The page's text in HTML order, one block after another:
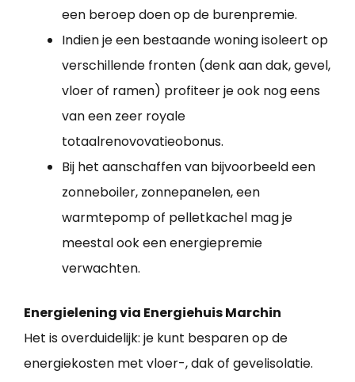
een beroep doen op de burenpremie.
Indien je een bestaande woning isoleert op
verschillende fronten (denk aan dak, gevel,
vloer of ramen) profiteer je ook nog eens
van een zeer royale
totaalrenovovatieobonus.
Bij het aanschaffen van bijvoorbeeld een
zonneboiler, zonnepanelen, een
warmtepomp of pelletkachel mag je
meestal ook een energiepremie
verwachten.
Energielening via Energiehuis Marchin
Het is overduidelijk: je kunt besparen op de
energiekosten met vloer-, dak of gevelisolatie.